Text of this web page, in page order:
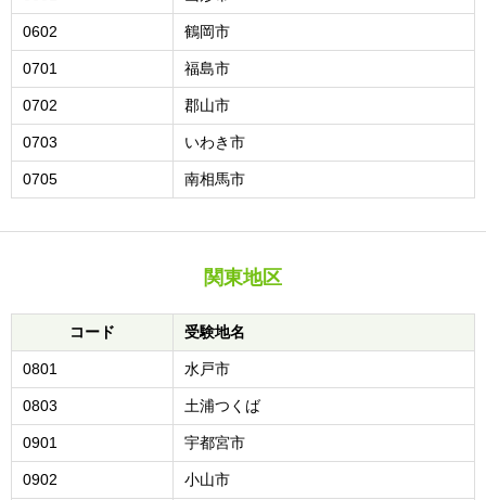
0602 鶴岡市
0701 福島市
0702 郡山市
0703 いわき市
0705 南相馬市
関東地区
コード 受験地名
0801 水戸市
0803 土浦つくば
0901 宇都宮市
0902 小山市